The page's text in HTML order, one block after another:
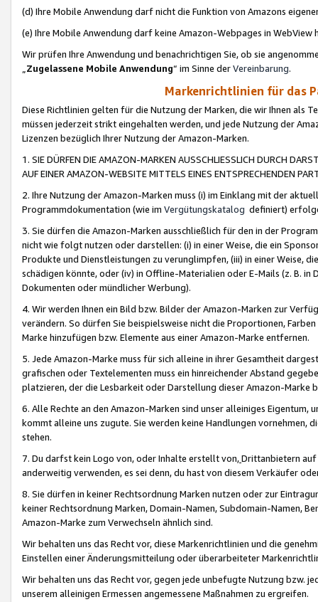
(d) Ihre Mobile Anwendung darf nicht die Funktion von Amazons
(e) Ihre Mobile Anwendung darf keine Amazon-Webpages in WebView
Wir prüfen Ihre Anwendung und benachrichtigen Sie, ob sie
„Zugelassene Mobile Anwendung“ im Sinne derVereinbarung.
Markenrichtlinien für das
Diese Richtlinien gelten für die Nutzung der Marken, die wir Ihnen als
müssen jederzeit strikt eingehalten werden, und jede Nutzung der
Lizenzen bezüglich Ihrer Nutzung der Amazon-Marken.
1. SIE DÜRFEN DIE AMAZON-MARKEN AUSSCHLIESSLICH DURCH
AUF EINER AMAZON-WEBSITE MITTELS EINES ENTSPRECHENDEN
2. Ihre Nutzung der Amazon-Marken muss (i) im Einklang mit der
Programmdokumentation (wie im Vergütungskatalog definiert)
3. Sie dürfen die Amazon-Marken ausschließlich für den in der
nicht wie folgt nutzen oder darstellen: (i) in einer Weise, die ein
Produkte und Dienstleistungen zu verunglimpfen, (iii) in einer Weise,
schädigen könnte, oder (iv) in Offline-Materialien oder E-Mails (z. B. in
Dokumenten oder mündlicher Werbung).
4. Wir werden Ihnen ein Bild bzw. Bilder der Amazon-Marken zur
verändern. So dürfen Sie beispielsweise nicht die Proportionen,
Marke hinzufügen bzw. Elemente aus einer Amazon-Marke entfernen.
5. Jede Amazon-Marke muss für sich alleine in ihrer Gesamtheit
grafischen oder Textelementen muss ein hinreichender Abstand
platzieren, der die Lesbarkeit oder Darstellung dieser Amazon-Marke
6. Alle Rechte an den Amazon-Marken sind unser alleiniges
kommt alleine uns zugute. Sie werden keine Handlungen vornehmen,
stehen.
7. Du darfst kein Logo von, oder Inhalte erstellt von,Drittanbietern auf
anderweitig verwenden, es sei denn, du hast von diesem Verkäufer
8. Sie dürfen in keiner Rechtsordnung Marken nutzen oder zur
keiner Rechtsordnung Marken, Domain-Namen, Subdomain-Namen,
Amazon-Marke zum Verwechseln ähnlich sind.
Wir behalten uns das Recht vor, diese Markenrichtlinien und die
Einstellen einer Änderungsmitteilung oder überarbeiteter
Wir behalten uns das Recht vor, gegen jede unbefugte Nutzung bzw.
unserem alleinigen Ermessen angemessene Maßnahmen zu ergreifen.